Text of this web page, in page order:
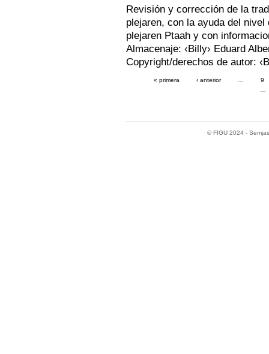
Revisión y corrección de la
plejaren, con la ayuda del
plejaren Ptaah y con
Almacenaje: ‹Billy› Eduard
Copyright/derechos de autor:
« primera ‹ anterior
9
© FIGU 2024 -